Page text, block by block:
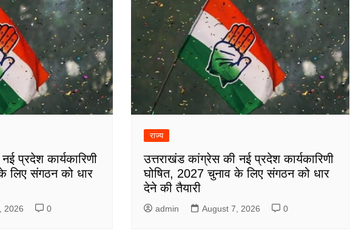
प्रदेश कार्यकारिणी
लिए संगठन को धार
2026 0
राज्य
उत्तराखंड कांग्रेस की नई प्रदेश कार्यकारिणी
घोषित, 2027 चुनाव के लिए संगठन को धार
देने की तैयारी
admin August 7, 2026 0